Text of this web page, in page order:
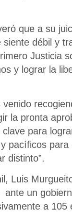
que a su
débil y
Justicia
y lograr la
la pronta
para
pacíficos
distinto”.
Luis
un
a 105